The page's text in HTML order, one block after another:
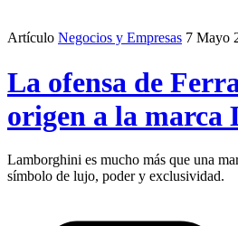
Artículo Negocios y Empresas 7 Mayo
La ofensa de
origen a la
Lamborghini es mucho más que una
símbolo de lujo, poder y exclusividad.